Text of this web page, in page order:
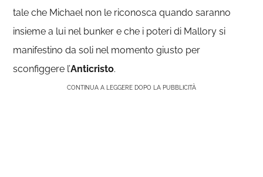
tale che Michael non le riconosca quando saranno
insieme a lui nel bunker e che i poteri di Mallory si
manifestino da soli nel momento giusto per
sconfiggere l’Anticristo.
CONTINUA A LEGGERE DOPO LA PUBBLICITÀ